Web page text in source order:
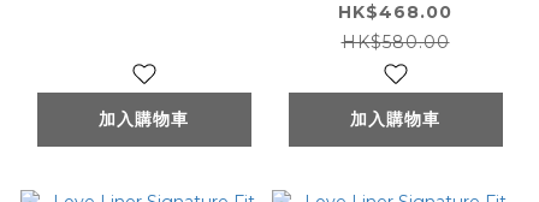
加入購物車
HK$468.00
HK$580.00
加入購物車